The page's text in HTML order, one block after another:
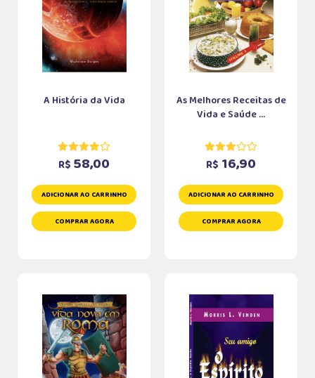
A História da Vida
R$ 58,00
ADICIONAR AO CARRINHO
COMPRAR AGORA
As Melhores Receitas de
Vida e Saúde ...
R$ 16,90
ADICIONAR AO CARRINHO
COMPRAR AGORA